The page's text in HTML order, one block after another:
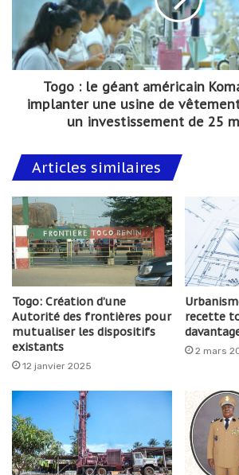
Togo : le géant américain
implanter une usine de
un investissement de 25
Articles similaires
Togo: Création d’une
Autorité des frontières pour
mutualiser les dispositifs
existants
12 janvier 2025
recette
2 mars